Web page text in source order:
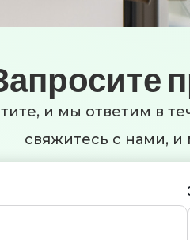
и мы ответим в
свяжитесь с нами,